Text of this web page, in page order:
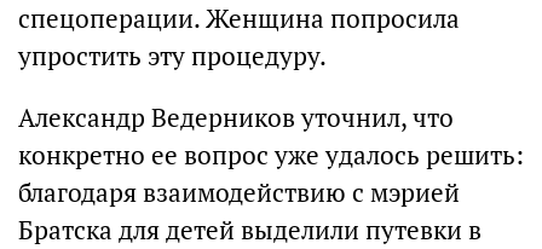
спецоперации. Женщина попросила
упростить эту процедуру.
Александр Ведерников уточнил, что
конкретно ее вопрос уже удалось решить:
благодаря взаимодействию с мэрией
Братска для детей выделили путевки в